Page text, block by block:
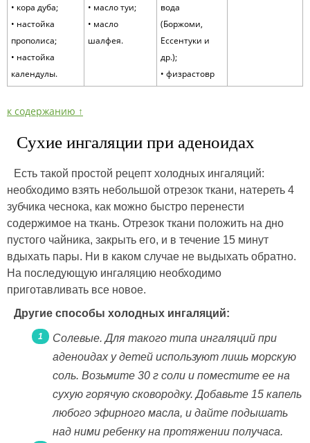
• кора дуба;
• настойка
прополиса;
• настойка
календулы.
• масло туи;
• масло
шалфея.
вода
(Боржоми,
Ессентуки и
др.);
• физрастовр
к содержанию ↑
Сухие ингаляции при аденоидах
Есть такой простой рецепт холодных ингаляций:
необходимо взять небольшой отрезок ткани, натереть 4
зубчика чеснока, как можно быстро перенести
содержимое на ткань. Отрезок ткани положить на дно
пустого чайника, закрыть его, и в течение 15 минут
вдыхать пары. Ни в каком случае не выдыхать обратно.
На последующую ингаляцию необходимо
приготавливать все новое.
Другие способы холодных ингаляций:
Солевые. Для такого типа ингаляций при
аденоидах у детей используют лишь морскую
соль. Возьмите 30 г соли и поместите ее на
сухую горячую сковородку. Добавьте 15 капель
любого эфирного масла, и дайте подышать
над ними ребенку на протяжении получаса.